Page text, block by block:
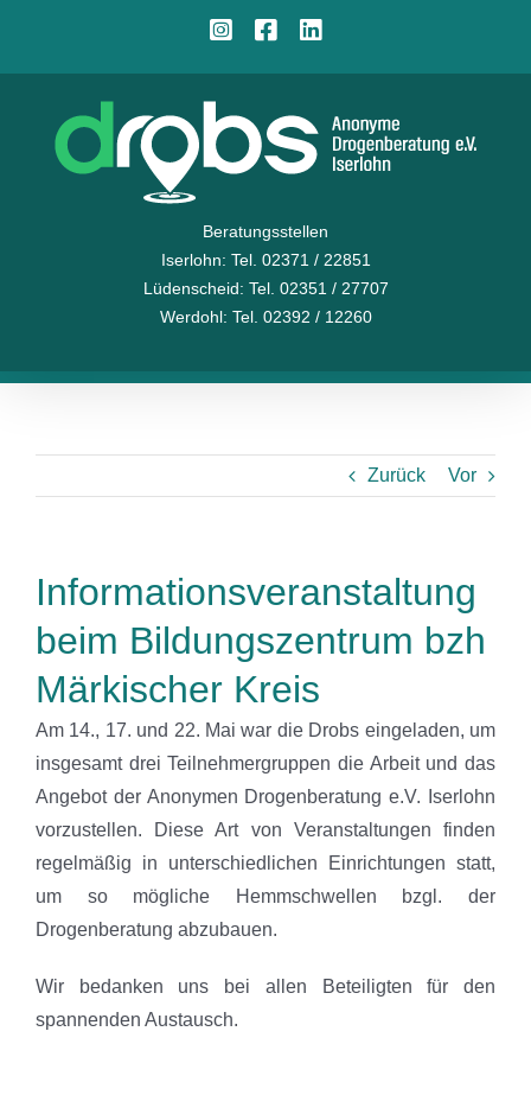
Instagram
Facebook
Beratungsstellen
Iserlohn: Tel. 02371 / 22851
Lüdenscheid: Tel. 02351 / 27707
Werdohl: Tel. 02392 / 12260
Zurück Vor
Informationsveranstaltung
beim Bildungszentrum bzh
Märkischer Kreis
Am 14., 17. und 22. Mai war die Drobs eingeladen, um
insgesamt drei Teilnehmergruppen die Arbeit und das
Angebot der Anonymen Drogenberatung e.V. Iserlohn
vorzustellen. Diese Art von Veranstaltungen finden
regelmäßig in unterschiedlichen Einrichtungen statt,
um so mögliche Hemmschwellen bzgl. der
Drogenberatung abzubauen.
Wir bedanken uns bei allen Beteiligten für den
spannenden Austausch.